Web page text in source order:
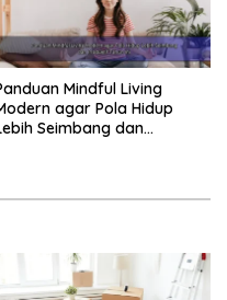
Mindful Living
agar Pola Hidup
Seimbang dan